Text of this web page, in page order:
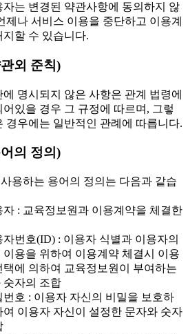
는 변경된 약관사항에 동의하지 않
제나 서비스 이용을 중단하고 이용계
지할 수 있습니다.
외 준칙)
에 명시되지 않은 사항은 관계 법령에
어있을 경우 그 규정에 따르며, 그렇
경우에는 일반적인 관례에 따릅니다.
의 정의)
용하는 용어의 정의는 다음과 같습
: 교육정보원과 이용계약을 체결한
번호(ID) : 이용자 식별과 이용자의
이용을 위하여 이용계약 체결시 이용
택에 의하여 교육정보원이 부여하는
숫자의 조합
호 : 이용자 자신의 비밀을 보호하
여 이용자 자신이 설정한 문자와 숫자